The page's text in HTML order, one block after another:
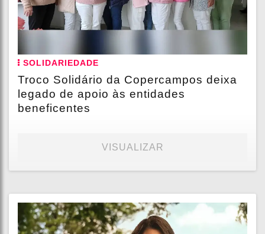
SOLIDARIEDADE
Troco Solidário da Copercampos deixa
legado de apoio às entidades
beneficentes
VISUALIZAR